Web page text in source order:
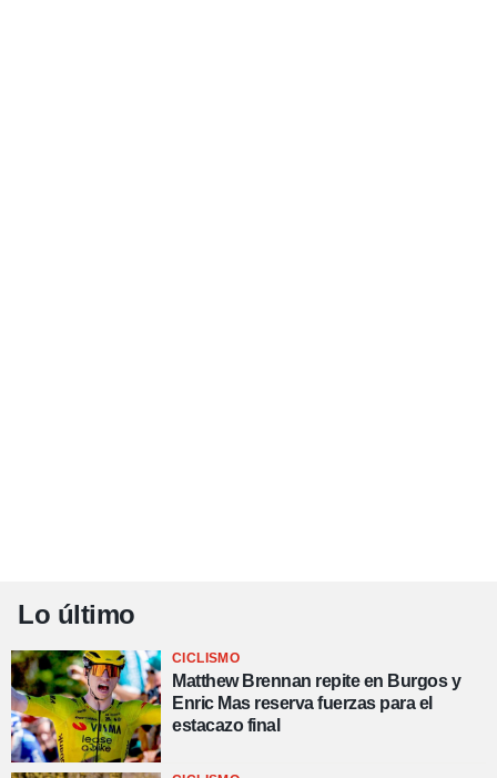
Lo último
CICLISMO
Matthew Brennan repite en Burgos y
Enric Mas reserva fuerzas para el
estacazo final